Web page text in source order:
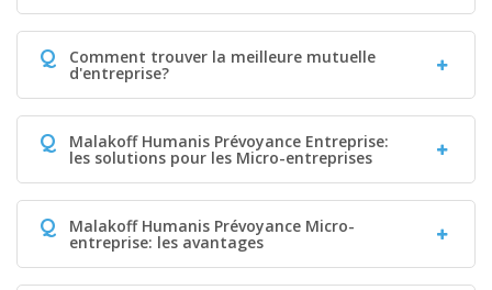
Q Comment trouver la meilleure mutuelle
d'entreprise?
Q Malakoff Humanis Prévoyance Entreprise:
les solutions pour les Micro-entreprises
Q Malakoff Humanis Prévoyance Micro-
entreprise: les avantages